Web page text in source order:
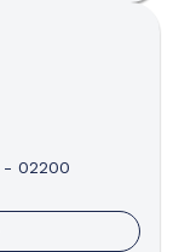
- 02200